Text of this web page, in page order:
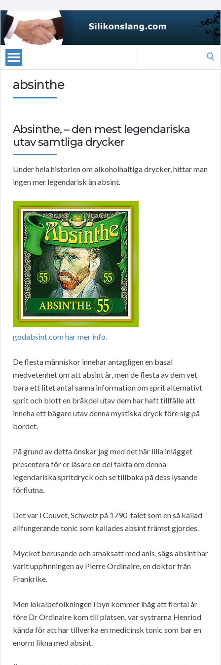
absinthe
Absinthe, – den mest legendariska
utav samtliga drycker
Under hela historien om alkoholhaltiga drycker, hittar man
ingen mer legendarisk än absint.
godabsint.com har mer info.
De flesta människor innehar antagligen en basal
medvetenhet om att absint är, men de flesta av dem vet
bara ett litet antal sanna information om sprit alternativt
sprit och blott en bråkdel utav dem har haft tillfälle att
inneha ett bägare utav denna mystiska dryck före sig på
bordet.
På grund av detta önskar jag med det här lilla inlägget
presentera för er läsare en del fakta om denna
legendariska spritdryck och se tillbaka på dess lysande
förflutna.
Det var i Couvet, Schweiz på 1790-talet som en så kallad
allfungerande tonic som kallades absint främst gjordes.
Mycket berusande och smaksatt med anis, sägs absint har
varit uppfinningen av Pierre Ordinaire, en doktor från
Frankrike.
Men lokalbefolkningen i byn kommer ihåg att flertal år
före Dr Ordinaire kom till platsen, var systrarna Henriod
kända för att har tillverka en medicinsk tonic som bar en
enorm likna med absint.